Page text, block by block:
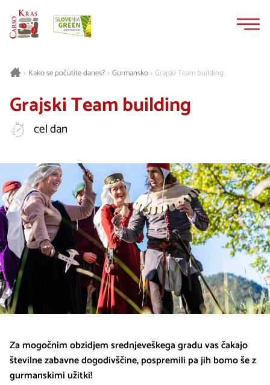
> Kako se počutite danes?> Gurmansko>Grajski Team building
Grajski Team building
cel dan
Za mogočnim obzidjem srednjeveškega gradu vas čakajo
številne zabavne dogodivščine, pospremili pa jih bomo še z
gurmanskimi užitki!